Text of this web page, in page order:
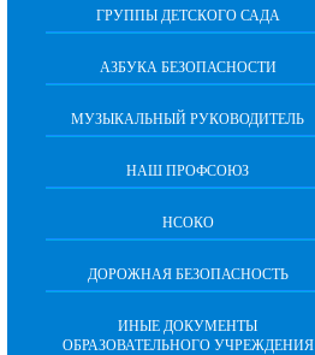
ГРУППЫ ДЕТСКОГО САДА
АЗБУКА БЕЗОПАСНОСТИ
МУЗЫКАЛЬНЫЙ РУКОВОДИТЕЛЬ
НАШ ПРОФСОЮЗ
НСОКО
ДОРОЖНАЯ БЕЗОПАСНОСТЬ
ИНЫЕ ДОКУМЕНТЫ
ОБРАЗОВАТЕЛЬНОГО УЧРЕЖДЕНИЯ